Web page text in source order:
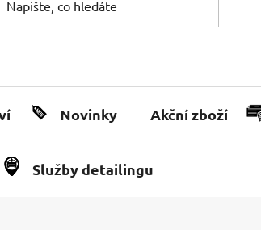
Novinky Akční zboží
Služby detailingu